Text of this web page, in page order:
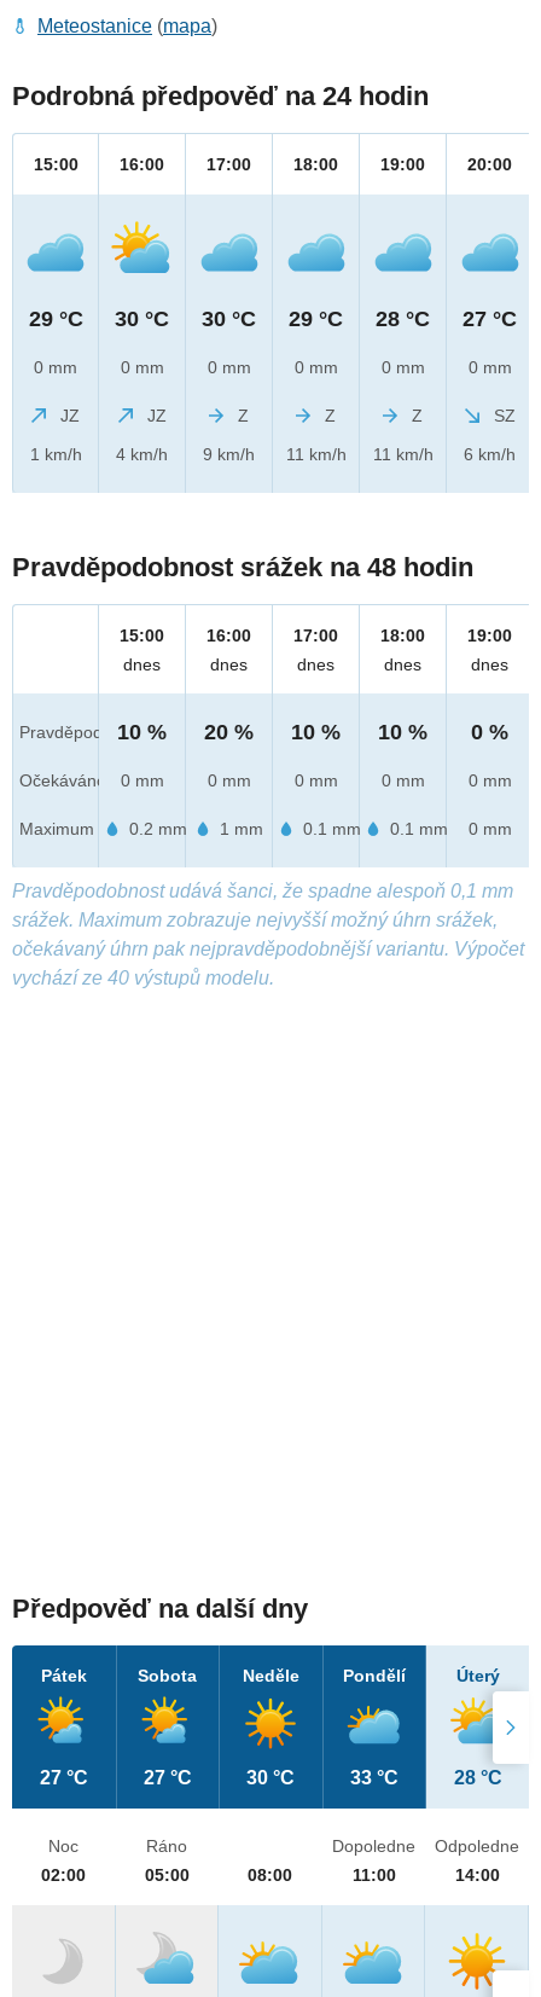
Meteostanice (mapa)
Podrobná předpověď na 24 hodin
15:00
29 °C
0 mm
JZ
1 km/h
16:00
30 °C
0 mm
JZ
4 km/h
17:00
30 °C
0 mm
Z
9 km/h
18:00
29 °C
0 mm
Z
11 km/h
19:00
28 °C
0 mm
Z
11 km/h
20:00
27 °C
0 mm
SZ
6 km/h
Pravděpodobnost srážek na 48 hodin
Pravděpod.
Očekáváno
Maximum
15:00
dnes
10 %
0 mm
0.2 mm
16:00
dnes
20 %
0 mm
1 mm
17:00
dnes
10 %
0 mm
0.1 mm
18:00
dnes
10 %
0 mm
0.1 mm
19:00
dnes
0 %
0 mm
0 mm
Pravděpodobnost udává šanci, že spadne alespoň 0,1 mm
srážek. Maximum zobrazuje nejvyšší možný úhrn srážek,
očekávaný úhrn pak nejpravděpodobnější variantu. Výpočet
vychází ze 40 výstupů modelu.
Předpověď na další dny
Pátek
27 °C
Sobota
27 °C
Neděle
30 °C
Pondělí
33 °C
Úterý
28 °C
Noc
02:00
Ráno
05:00
08:00
Dopoledne
11:00
Odpoledne
14:00